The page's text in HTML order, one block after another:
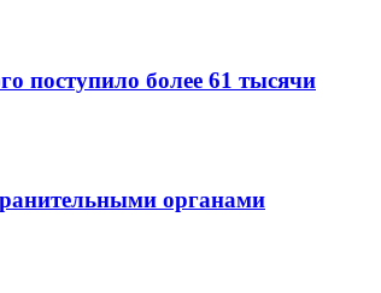
поступило более 61 тысячи
органами